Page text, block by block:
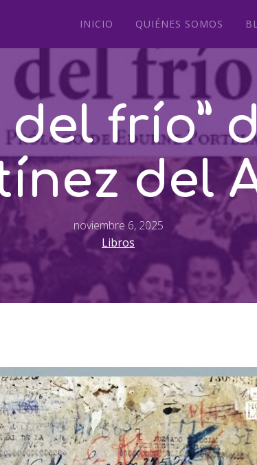
INICIO QUIÉNES SOMOS
del frío”
del
noviembre 6, 2025
Libros